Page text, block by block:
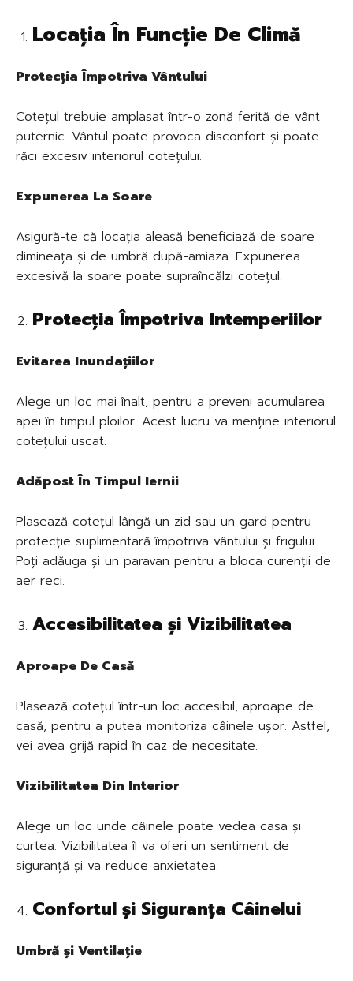
Locația În Funcție De Climă
Protecția Împotriva Vântului
Cotețul trebuie amplasat într-o zonă ferită de vânt
puternic. Vântul poate provoca disconfort și poate
răci excesiv interiorul cotețului.
Expunerea La Soare
Asigură-te că locația aleasă beneficiază de soare
dimineața și de umbră după-amiaza. Expunerea
excesivă la soare poate supraîncălzi cotețul.
Protecția Împotriva Intemperiilor
Evitarea Inundațiilor
Alege un loc mai înalt, pentru a preveni acumularea
apei în timpul ploilor. Acest lucru va menține interiorul
cotețului uscat.
Adăpost În Timpul Iernii
Plasează cotețul lângă un zid sau un gard pentru
protecție suplimentară împotriva vântului și frigului.
Poți adăuga și un paravan pentru a bloca curenții de
aer reci.
Accesibilitatea și Vizibilitatea
Aproape De Casă
Plasează cotețul într-un loc accesibil, aproape de
casă, pentru a putea monitoriza câinele ușor. Astfel,
vei avea grijă rapid în caz de necesitate.
Vizibilitatea Din Interior
Alege un loc unde câinele poate vedea casa și
curtea. Vizibilitatea îi va oferi un sentiment de
siguranță și va reduce anxietatea.
Confortul și Siguranța Câinelui
Umbră și Ventilație